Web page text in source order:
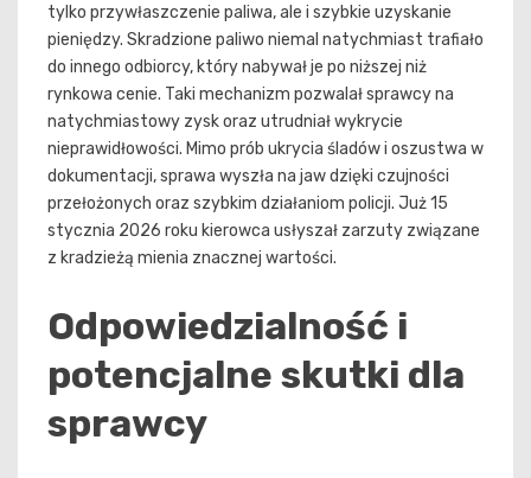
tylko przywłaszczenie paliwa, ale i szybkie uzyskanie
pieniędzy. Skradzione paliwo niemal natychmiast trafiało
do innego odbiorcy, który nabywał je po niższej niż
rynkowa cenie. Taki mechanizm pozwalał sprawcy na
natychmiastowy zysk oraz utrudniał wykrycie
nieprawidłowości. Mimo prób ukrycia śladów i oszustwa w
dokumentacji, sprawa wyszła na jaw dzięki czujności
przełożonych oraz szybkim działaniom policji. Już 15
stycznia 2026 roku kierowca usłyszał zarzuty związane
z kradzieżą mienia znacznej wartości.
Odpowiedzialność i
potencjalne skutki dla
sprawcy